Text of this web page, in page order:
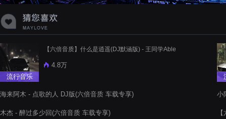
流行音乐
【六倍音质】什么是逍遥(DJ默涵版) - 王同学Able
4.8万
海来阿木 - 点歌的人 DJ版(六倍音质 车载专享)
木杰 - 醉过多少回(六倍音质 车载专享)
小